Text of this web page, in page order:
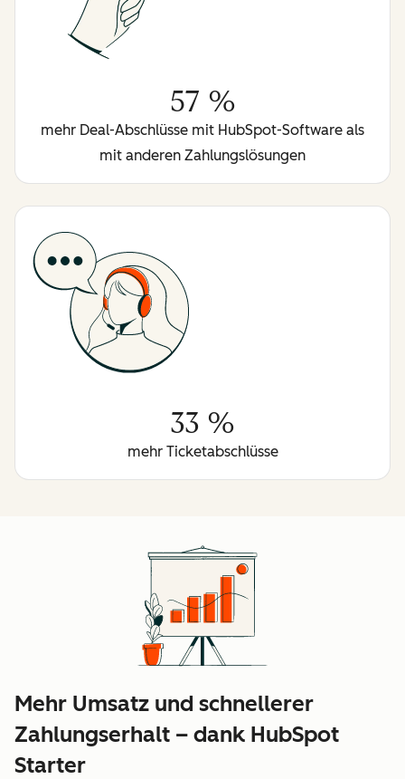
57 %
mehr Deal-Abschlüsse mit HubSpot-Software als
mit anderen Zahlungslösungen
33 %
mehr Ticketabschlüsse
Mehr Umsatz und schnellerer
Zahlungserhalt – dank HubSpot
Starter